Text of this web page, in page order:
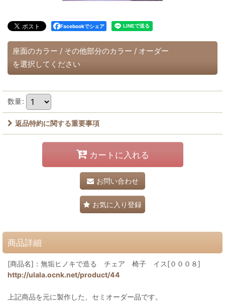
Facebookでシェア
座面のカラー / その他部分のカラー / オーダー
を選択してください
数量:
返品特約に関する重要事項
カートに入れる
お問い合わせ
お気に入り登録
商品詳細
[商品名]：無垢ヒノキで造る チェア 椅子 イス[０００８]
http://ulala.ocnk.net/product/44
上記商品を元に製作した、セミオーダー品です。